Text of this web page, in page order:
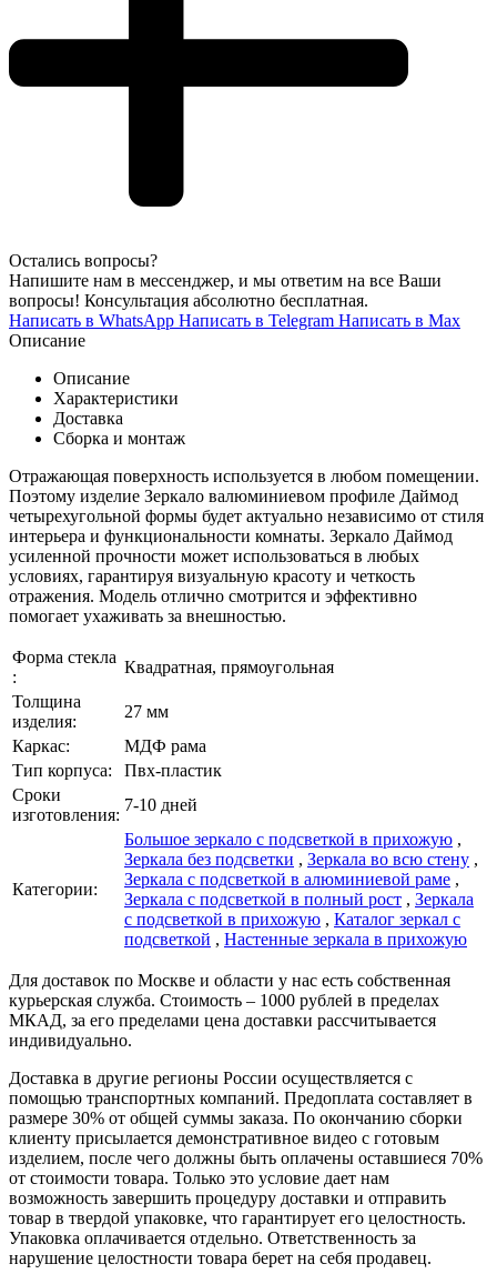
Остались вопросы?
Напишите нам в мессенджер, и мы ответим на все Ваши
вопросы! Консультация абсолютно бесплатная.
Написать в WhatsApp Написать в Telegram Написать в Max
Описание
Описание
Характеристики
Доставка
Сборка и монтаж
Отражающая поверхность используется в любом помещении.
Поэтому изделие Зеркало валюминиевом профиле Даймод
четырехугольной формы будет актуально независимо от стиля
интерьера и функциональности комнаты. Зеркало Даймод
усиленной прочности может использоваться в любых
условиях, гарантируя визуальную красоту и четкость
отражения. Модель отлично смотрится и эффективно
помогает ухаживать за внешностью.
Форма стекла
:
Квадратная, прямоугольная
Толщина
изделия:
27 мм
Каркаc:
МДФ рама
Тип корпуса:
Пвх-пластик
Сроки
изготовления:
7-10 дней
Категории:
Большое зеркало с подсветкой в прихожую ,
Зеркала без подсветки , Зеркала во всю стену ,
Зеркала с подсветкой в алюминиевой раме ,
Зеркала с подсветкой в полный рост , Зеркала
с подсветкой в прихожую , Каталог зеркал c
подсветкой , Настенные зеркала в прихожую
Для доставок по Москве и области у нас есть собственная
курьерская служба. Стоимость – 1000 рублей в пределах
МКАД, за его пределами цена доставки рассчитывается
индивидуально.
Доставка в другие регионы России осуществляется с
помощью транспортных компаний. Предоплата составляет в
размере 30% от общей суммы заказа. По окончанию сборки
клиенту присылается демонстративное видео с готовым
изделием, после чего должны быть оплачены оставшиеся 70%
от стоимости товара. Только это условие дает нам
возможность завершить процедуру доставки и отправить
товар в твердой упаковке, что гарантирует его целостность.
Упаковка оплачивается отдельно. Ответственность за
нарушение целостности товара берет на себя продавец.